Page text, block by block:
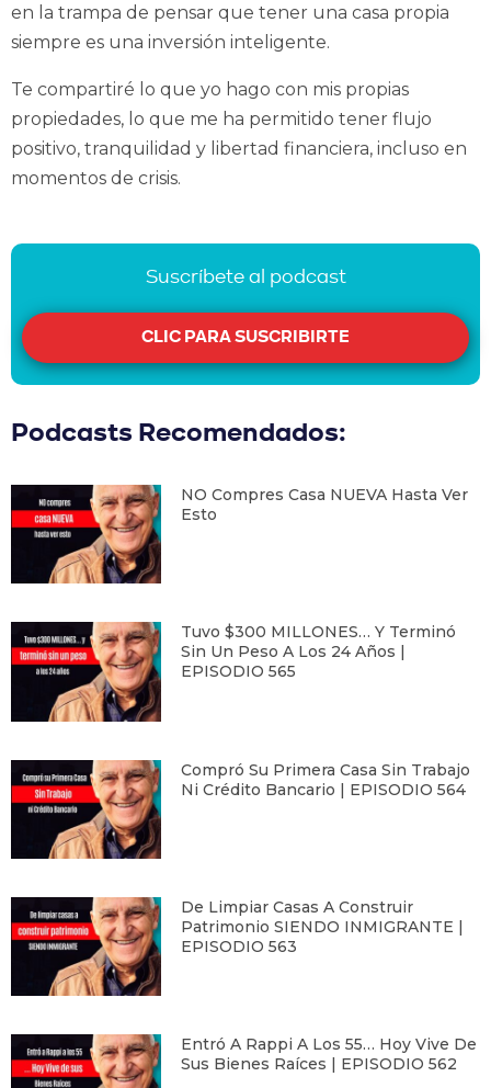
en la trampa de pensar que tener una casa propia
siempre es una inversión inteligente.
Te compartiré lo que yo hago con mis propias
propiedades, lo que me ha permitido tener flujo
positivo, tranquilidad y libertad financiera, incluso en
momentos de crisis.
Suscríbete al podcast
CLIC PARA SUSCRIBIRTE
Podcasts Recomendados:
NO Compres Casa NUEVA Hasta Ver
Esto
Tuvo $300 MILLONES… Y Terminó
Sin Un Peso A Los 24 Años |
EPISODIO 565
Compró Su Primera Casa Sin Trabajo
Ni Crédito Bancario | EPISODIO 564
De Limpiar Casas A Construir
Patrimonio SIENDO INMIGRANTE |
EPISODIO 563
Entró A Rappi A Los 55… Hoy Vive De
Sus Bienes Raíces | EPISODIO 562